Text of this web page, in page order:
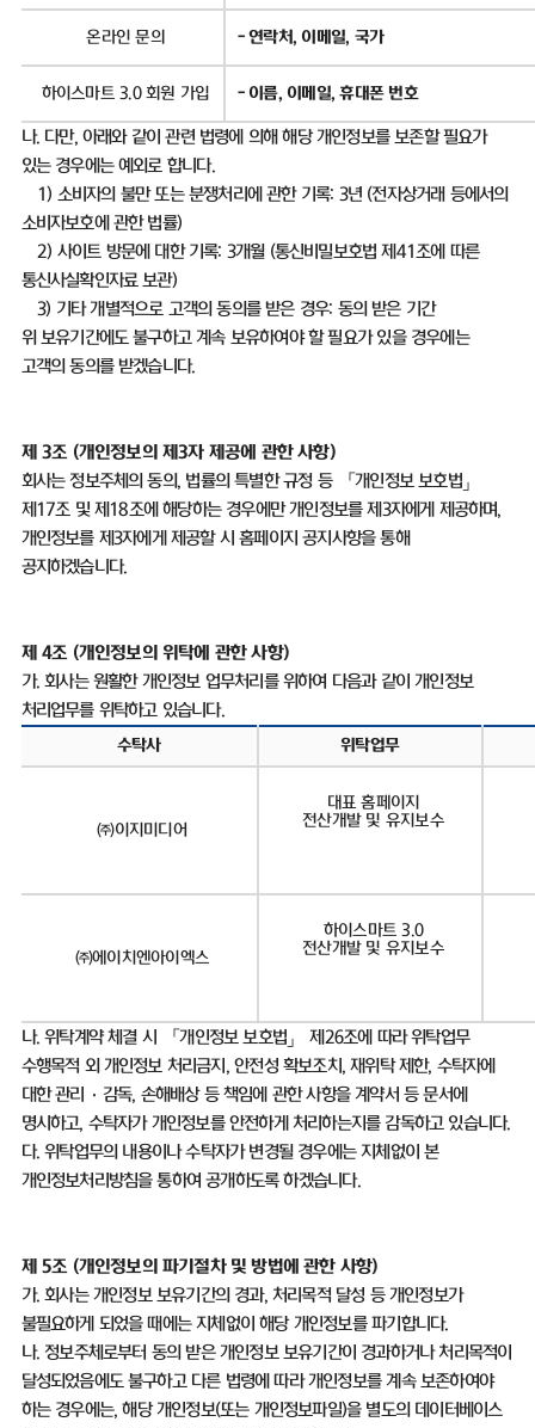
온라인 문의 - 연락처, 이메일, 국가
하이스마트3.0회원 가입 - 이름, 이메일,휴대폰 번호
나. 다만, 아래와 같이 관련 법령에 의해 해당 개인정보를 보존할 필요가
있는 경우에는 예외로 합니다.
1) 소비자의 불만 또는 분쟁처리에 관한 기록: 3년 (전자상거래 등에서의
소비자보호에 관한 법률)
2) 사이트 방문에 대한 기록: 3개월 (통신비밀보호법 제 41 조에 따른
통신사실확인자료 보관)
3) 기타 개별적으로 고객의 동의를 받은 경우: 동의 받은 기간
위 보유기간에도 불구하고 계속 보유하여야 할 필요가 있을 경우에는
고객의 동의를 받겠습니다.
제 3조 (개인정보의 제3자 제공에 관한 사항)
회사는 정보주체의 동의, 법률의 특별한 규정 등 「개인정보 보호법」
제 17조 및 제 18조에 해당하는 경우에만 개인정보를 제 3자에게 제공하며,
개인정보를 제 3자에게 제공할 시 홈페이지 공지사항을 통해
공지하겠습니다.
제 4조 (개인정보의 위탁에 관한 사항)
가.회사는 원활한 개인정보 업무처리를 위하여 다음과 같이 개인정보
처리업무를 위탁하고 있습니다.
수탁사 위탁업무
㈜이지미디어
대표 홈페이지
전산개발 및 유지보수
㈜에이치엔아이엑스
하이스마트 3.0
전산개발 및 유지보수
나.위탁계약 체결 시 「개인정보 보호법」 제 26조에 따라 위탁업무
수행목적 외 개인정보 처리금지 ,안전성 확보조치 ,재위탁 제한, 수탁자에
대한 관리
· 감독, 손해배상 등 책임에 관한 사항을 계약서 등 문서에
명시하고, 수탁자가 개인정보를 안전하게 처리하는지를 감독하고 있습니다.
다.위탁업무의 내용이나 수탁자가 변경될 경우에는 지체없이 본
개인정보처리방침을 통하여 공개하도록 하겠습니다.
제 5조 (개인정보의 파기절차 및 방법에 관한 사항)
가.회사는 개인정보 보유기간의 경과, 처리목적 달성 등 개인정보가
불필요하게 되었을 때에는 지체없이 해당 개인정보를 파기합니다.
나.정보주체로부터 동의 받은 개인정보 보유기간이 경과하거나 처리목적이
달성되었음에도 불구하고 다른 법령에 따라 개인정보를 계속 보존하여야
하는 경우에는,해당 개인정보(또는 개인정보파일)을 별도의 데이터베이스